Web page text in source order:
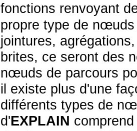
fonctions renvoyant
propre type de
jointures,
brites, ce seront des
nœuds de parcours
il existe plus d'une
différents types de
d'EXPLAIN